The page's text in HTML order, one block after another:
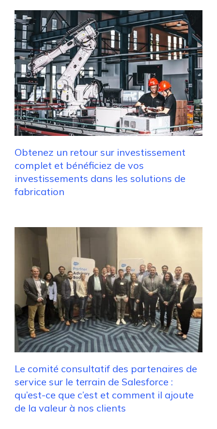
Obtenez un retour sur investissement
complet et bénéficiez de vos
investissements dans les solutions de
fabrication
Le comité consultatif des partenaires de
service sur le terrain de Salesforce :
qu’est-ce que c’est et comment il ajoute
de la valeur à nos clients